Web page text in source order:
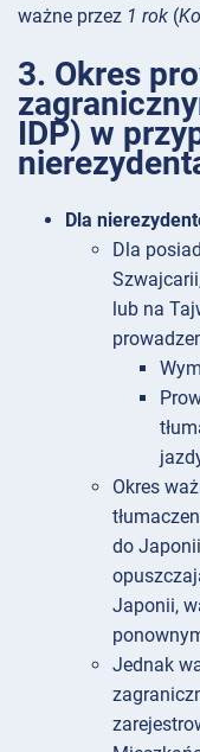
ważne przez 1 rok (
3. Okres
IDP) w
Dla
Dla
lub na
Okres
do
Japonii,
Jednak